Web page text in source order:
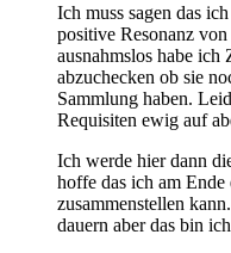
Ich muss sagen das
positive Resonanz
ausnahmslos habe ich
abzuchecken ob sie
Sammlung haben.
Requisiten ewig auf
Ich werde hier dann
hoffe das ich am
zusammenstellen
dauern aber das bin